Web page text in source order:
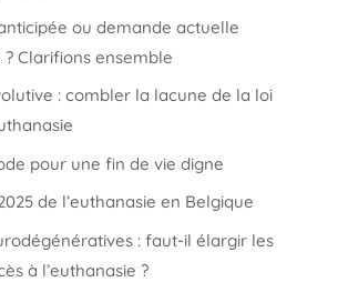
ou demande actuelle
? Clarifions ensemble
: combler la lacune de la loi
pour une fin de vie digne
de l’euthanasie en Belgique
: faut-il élargir les
à l’euthanasie ?